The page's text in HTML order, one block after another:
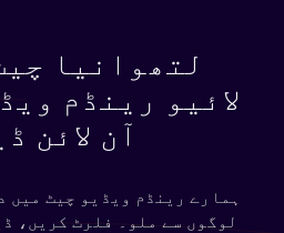
لتھوانیا
لائیو رینڈم
آن لائن
ہمارے رینڈم ویڈیو چیٹ میں
لوگوں سے ملو۔ فلرٹ کریں،